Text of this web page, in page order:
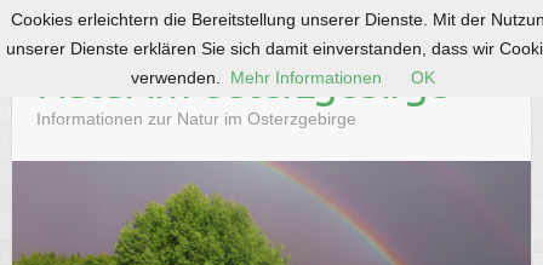
S
k
o
n
Natur im Osterzgebirge
Informationen zur Natur im Osterzgebirge
Cookies erleichtern die Bereitstellung unserer Dienste. Mit der
unserer Dienste erklären Sie sich damit einverstanden, dass wir
verwenden.
Mehr Informationen OK